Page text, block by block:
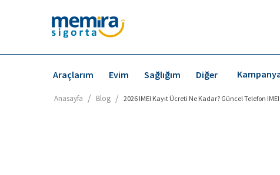
Araçlarım Evim Sağlığım Diğer
Anasayfa / Blog / 2026 IMEI Kayıt Ücreti Ne Kadar? Güncel Telefon IMEI